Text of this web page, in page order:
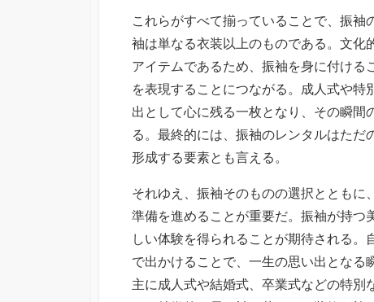
これらがすべて揃っていることで、振
袖は単なる衣装以上のものである。文化
アイテムであるため、振袖を身に付ける
を表現することにつながる。成人式や
出として心に残る一枚となり、その瞬間
る。最終的には、振袖のレンタルはた
形成する要素とも言える。
それゆえ、振袖そのものの選択とともに
準備を進めることが重要だ。振袖が持つ
しい体験を得られることが期待される
で出かけることで、一生の思い出となる
主に成人式や結婚式、卒業式などの特別